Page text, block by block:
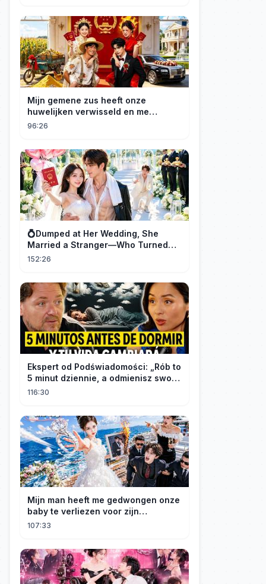
Mijn gemene zus heeft onze
huwelijken verwisseld en me
gedwongen te trouwen met een
96:26
💍Dumped at Her Wedding, She
Married a Stranger—Who Turned
Out to Be a Billionaire CEO💖#drama
152:26
Ekspert od Podświadomości: „Rób to
5 minut dziennie, a odmienisz swoje
życie na zawsze"
116:30
Mijn man heeft me gedwongen onze
baby te verliezen voor zijn
maîtresse! Ik heb mijn ring in zee
107:33